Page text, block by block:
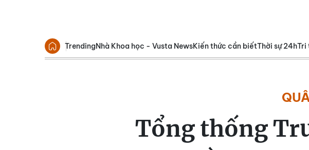
TrendingNhà Khoa học - Vusta NewsKiến thức cần biếtThời sự 24hTri
Tổng thống